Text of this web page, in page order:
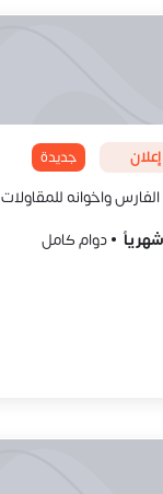
جديدة
واخوانه للمقاولات
شهرياً
دوام كامل